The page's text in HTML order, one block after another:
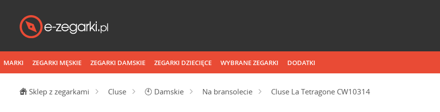
MARKI ZEGARKI MĘSKIE ZEGARKI DAMSKIE ZEGARKI DZIECIĘCE WYBRANE ZEGARKI DODATKI
Sklep z zegarkami Cluse 🕙 Damskie Na bransolecie Cluse La Tetragone CW10314